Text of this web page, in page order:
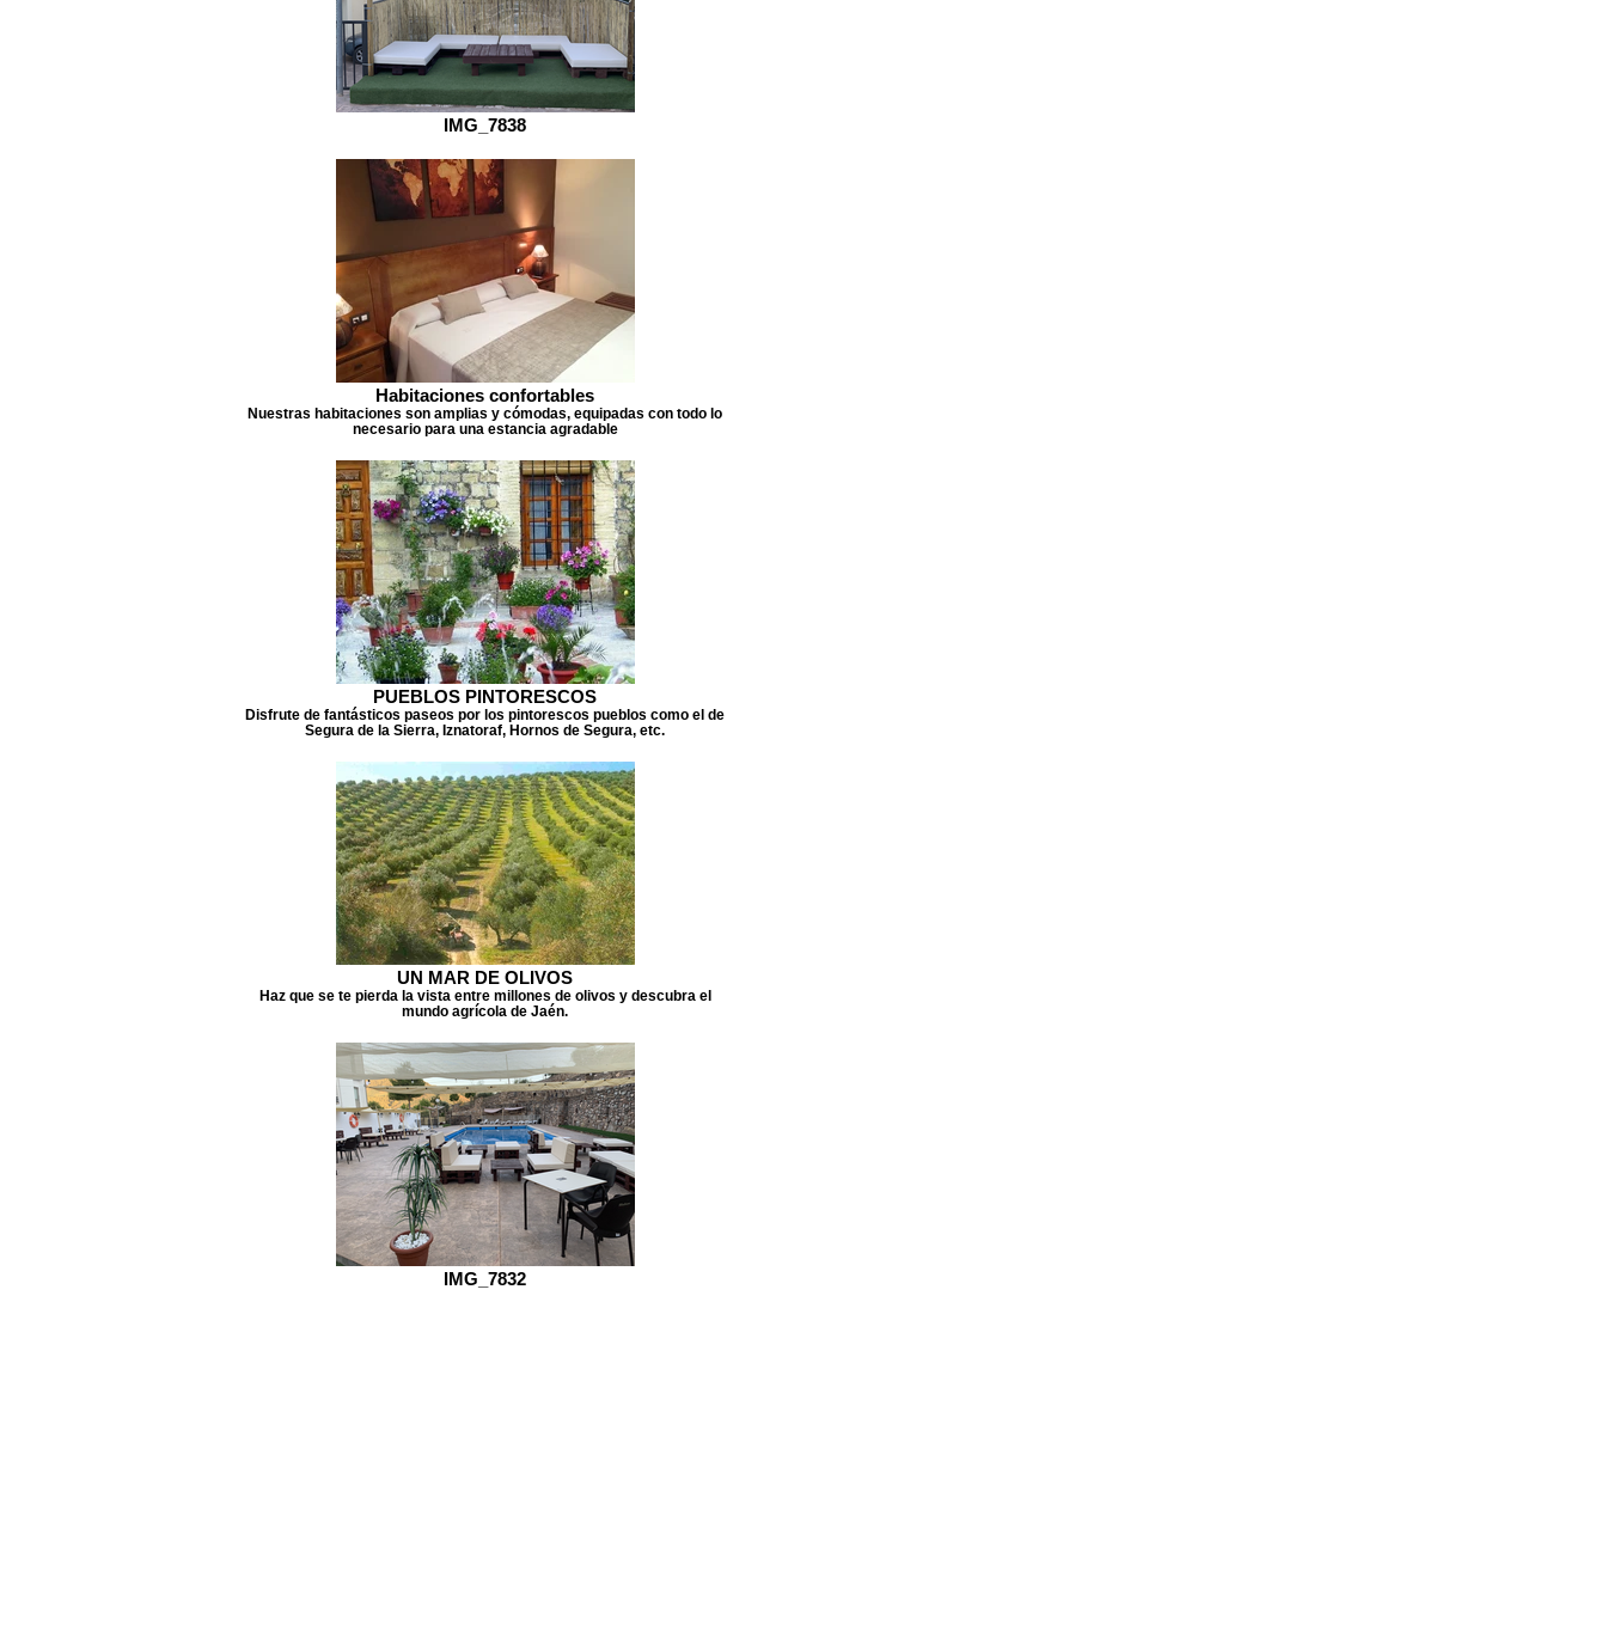
IMG_7838
Habitaciones confortables
Nuestras habitaciones son amplias y cómodas, equipadas con todo lo
necesario para una estancia agradable
PUEBLOS PINTORESCOS
Disfrute de fantásticos paseos por los pintorescos pueblos como el de
Segura de la Sierra, Iznatoraf, Hornos de Segura, etc.
UN MAR DE OLIVOS
Haz que se te pierda la vista entre millones de olivos y descubra el
mundo agrícola de Jaén.
IMG_7832